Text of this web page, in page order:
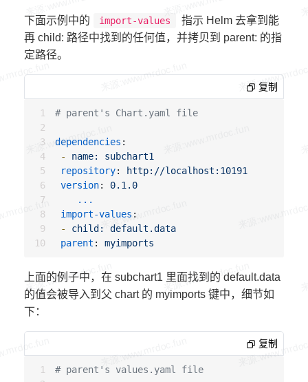
下面示例中的 import-values
指示 Helm 去拿到能
再 child: 路径中找到的任何值，并拷贝到 parent: 的指
定路径。
复制
# parent's Chart.yaml file
dependencies :
-
name: subchart1
repository:
http://localhost:10191
version:
0.1.0
...
import-values :
-
child: default.data
parent : myimports
上面的例子中，在 subchart1 里面找到的 default.data
的值会被导入到父 chart 的 myimports 键中，细节如
下：
复制
# parent's values.yaml file